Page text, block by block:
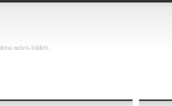
neleis liūdėti.